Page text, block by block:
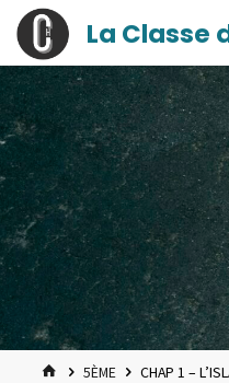
Skip
content
principal
La Classe
HOME5ÈME
CHAP 1 –